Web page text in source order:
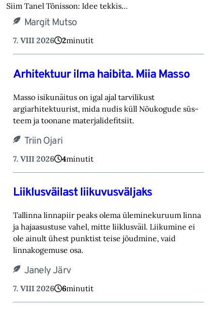
Siim Tanel Tõnisson: Idee tekkis…
Margit Mutso
7. VIII 2026 2minutit
Arhitektuur ilma haibita. Miia Masso
Masso isikunäitus on igal ajal tarvilikust
argiarhitektuurist, mida nudis küll Nõukogude süs-‎
teem ja toonane materjalidefitsiit.‎
Triin Ojari
7. VIII 2026 4minutit
Liiklusväilast liikuvusväljaks
Tallinna linnapiir peaks olema üleminekuruum linna
ja hajaasustuse vahel, mitte liiklusväil. ‎Liikumine ei
ole ainult ühest punktist teise jõudmine, vaid
linnakogemuse osa.‎
Janely Järv
7. VIII 2026 6minutit